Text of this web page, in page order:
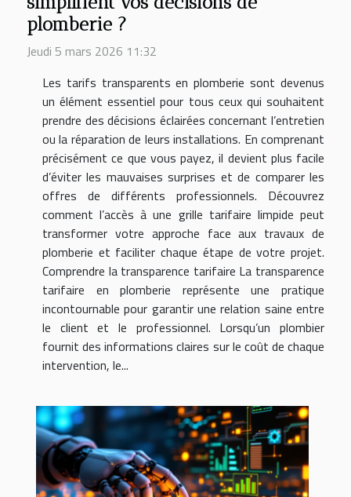
plomberie ?
Jeudi 5 mars 2026 11:32
Les tarifs transparents en plomberie sont devenus
un élément essentiel pour tous ceux qui souhaitent
prendre des décisions éclairées concernant l’entretien
ou la réparation de leurs installations. En comprenant
précisément ce que vous payez, il devient plus facile
d’éviter les mauvaises surprises et de comparer les
offres de différents professionnels. Découvrez
comment l’accès à une grille tarifaire limpide peut
transformer votre approche face aux travaux de
plomberie et faciliter chaque étape de votre projet.
Comprendre la transparence tarifaire La transparence
tarifaire en plomberie représente une pratique
incontournable pour garantir une relation saine entre
le client et le professionnel. Lorsqu’un plombier
fournit des informations claires sur le coût de chaque
intervention, le...